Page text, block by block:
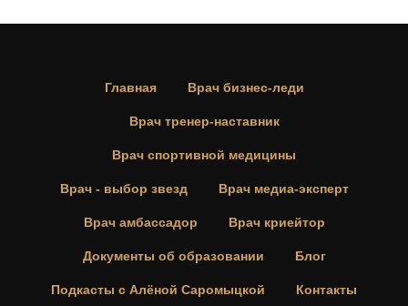
Главная Врач бизнес-леди
Врач тренер-наставник
Врач спортивной медицины
Врач - выбор звезд Врач медиа-эксперт
Врач амбассадор Врач криейтор
Документы об образовании Блог
Подкасты с Алёной Саромыцкой Контакты